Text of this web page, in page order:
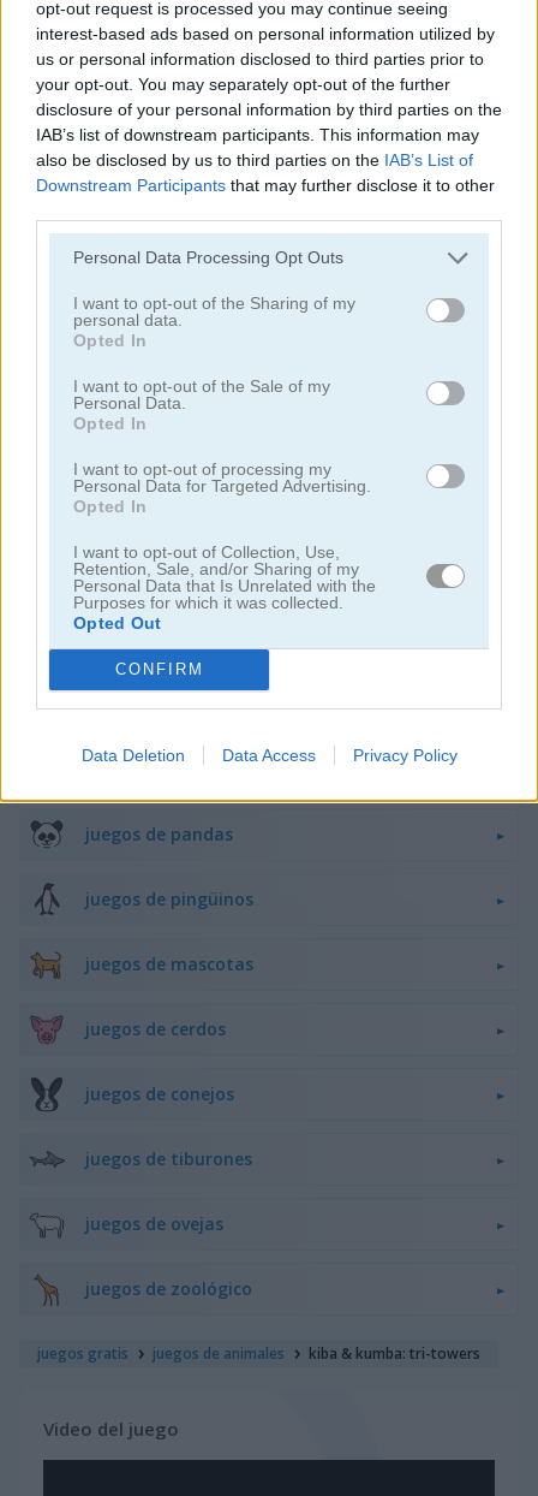
opt-out request is processed you may continue seeing
interest-based ads based on personal information utilized by
us or personal information disclosed to third parties prior to
your opt-out. You may separately opt-out of the further
disclosure of your personal information by third parties on the
IAB’s list of downstream participants. This information may
also be disclosed by us to third parties on the IAB’s List of
Downstream Participants that may further disclose it to other
Personal Data Processing Opt Outs
I want to opt-out of the Sharing of my
personal data.
Opted In
I want to opt-out of the Sale of my
Personal Data.
Opted In
I want to opt-out of processing my
Personal Data for Targeted Advertising.
Opted In
I want to opt-out of Collection, Use,
Retention, Sale, and/or Sharing of my
Personal Data that Is Unrelated with the
Purposes for which it was collected.
Opted Out
CONFIRM
Data Deletion Data Access Privacy Policy
juegos de conejitos
juegos de gatos
juegos de pollos
juegos de dinosaurios
juegos de perros
juegos de delfines
juegos de pesca
juegos de flappy bird
juegos de ranas
juegos de caballos
juegos de monos
juegos de pandas
juegos de pingüinos
juegos de mascotas
juegos de cerdos
juegos de conejos
juegos de tiburones
juegos de ovejas
juegos de zoológico
juegos gratis juegos de animales kiba & kumba: tri-towers
Video del juego